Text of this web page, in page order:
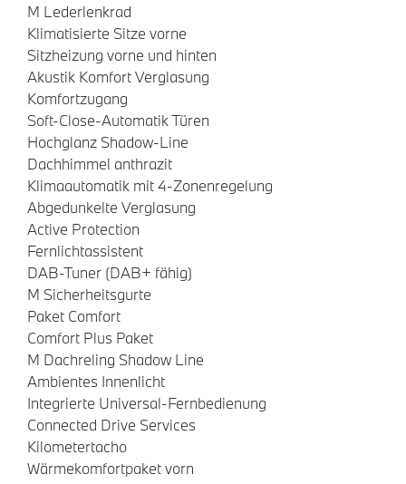
M Lederlenkrad
Klimatisierte Sitze vorne
Sitzheizung vorne und hinten
Akustik Komfort Verglasung
Komfortzugang
Soft-Close-Automatik Türen
Hochglanz Shadow-Line
Dachhimmel anthrazit
Klimaautomatik mit 4-Zonenregelung
Abgedunkelte Verglasung
Active Protection
Fernlichtassistent
DAB-Tuner (DAB+ fähig)
M Sicherheitsgurte
Paket Comfort
Comfort Plus Paket
M Dachreling Shadow Line
Ambientes Innenlicht
Integrierte Universal-Fernbedienung
Connected Drive Services
Kilometertacho
Wärmekomfortpaket vorn